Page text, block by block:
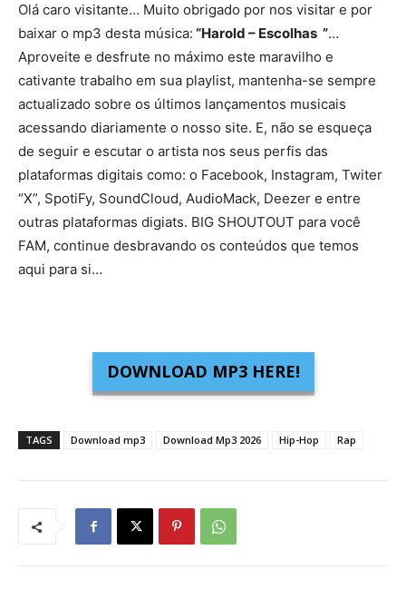
Olá caro visitante… Muito obrigado por nos visitar e por
baixar o mp3 desta música: “Harold – Escolhas ”…
Aproveite e desfrute no máximo este maravilho e
cativante trabalho em sua playlist, mantenha-se sempre
actualizado sobre os últimos lançamentos musicais
acessando diariamente o nosso site. E, não se esqueça
de seguir e escutar o artista nos seus perfis das
plataformas digitais como: o Facebook, Instagram, Twiter
“X”, SpotiFy, SoundCloud, AudioMack, Deezer e entre
outras plataformas digiats. BIG SHOUTOUT para você
FAM, continue desbravando os conteúdos que temos
aqui para si…
DOWNLOAD MP3 HERE!
TAGS Download mp3 Download Mp3 2026 Hip-Hop Rap